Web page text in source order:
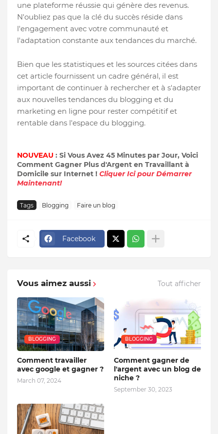
une plateforme réussie qui génère des revenus.
N'oubliez pas que la clé du succès réside dans
l'engagement avec votre communauté et
l'adaptation constante aux tendances du marché.
Bien que les statistiques et les sources citées dans
cet article fournissent un cadre général, il est
important de continuer à rechercher et à s'adapter
aux nouvelles tendances du blogging et du
marketing en ligne pour rester compétitif et
rentable dans l'espace du blogging.
NOUVEAU : Si Vous Avez 45 Minutes par Jour, Voici
Comment Gagner Plus d'Argent en Travaillant à
Domicile sur Internet ! Cliquer Ici pour Démarrer
Maintenant!
Tags Blogging Faire un blog
Facebook
Vous aimez aussi Tout afficher
BLOGGING
Comment travailler
avec google et gagner ?
March 07, 2024
BLOGGING
Comment gagner de
l'argent avec un blog de
niche ?
September 30, 2023